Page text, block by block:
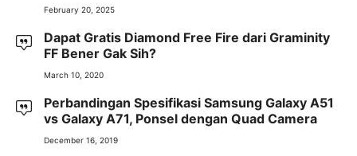
February 20, 2025
Dapat Gratis Diamond Free Fire dari Graminity
FF Bener Gak Sih?
March 10, 2020
Perbandingan Spesifikasi Samsung Galaxy A51
vs Galaxy A71, Ponsel dengan Quad Camera
December 16, 2019